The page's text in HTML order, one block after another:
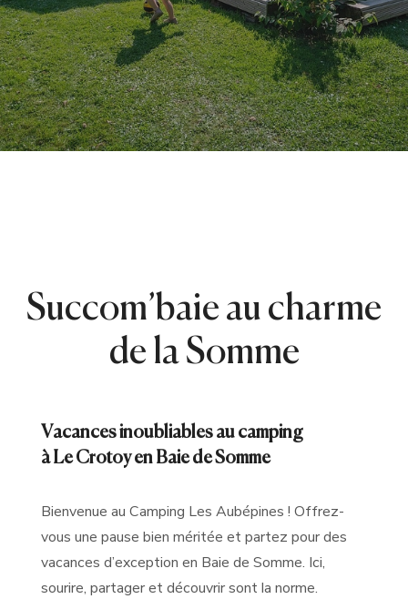
Succom’baie au charme
de la Somme
Vacances inoubliables au camping
à Le Crotoy en Baie de Somme
Bienvenue au Camping Les Aubépines ! Offrez-
vous une pause bien méritée et partez pour des
vacances d’exception en Baie de Somme. Ici,
sourire, partager et découvrir sont la norme.